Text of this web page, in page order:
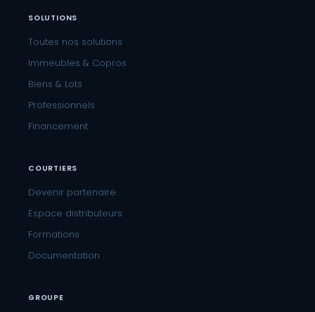
SOLUTIONS
Toutes nos solutions
Immeubles & Copros
Biens & Lots
Professionnels
Financement
COURTIERS
Devenir partenaire
Espace distributeurs
Formations
Documentation
GROUPE